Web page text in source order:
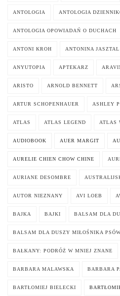
ANTOLOGIA ANTOLOGIA
ANTOLOGIA OPOWIADAŃ O DUCHACH
ANTONI KROH ANTONINA JASZTAL
ANYUTOPIA APTEKARZ
ARISTO ARNOLD BENNETT
ARTUR SCHOPENHAUER ASHLEY
ATLAS ATLAS LEGEND ATLAS
AUDIOBOOK AUER MARGIT
AURELIE CHIEN CHOW CHINE
AURIANE DESOMBRE
AUTOR NIEZNANY AVI LOEB
BAJKA BAJKI BALSAM DLA
BALSAM DLA DUSZY MIŁOŚNIKA
BAŁKANY: PODRÓŻ W MNIEJ ZNANE
BARBARA MALAWSKA BARBARA
BARTŁOMIEJ BIELECKI